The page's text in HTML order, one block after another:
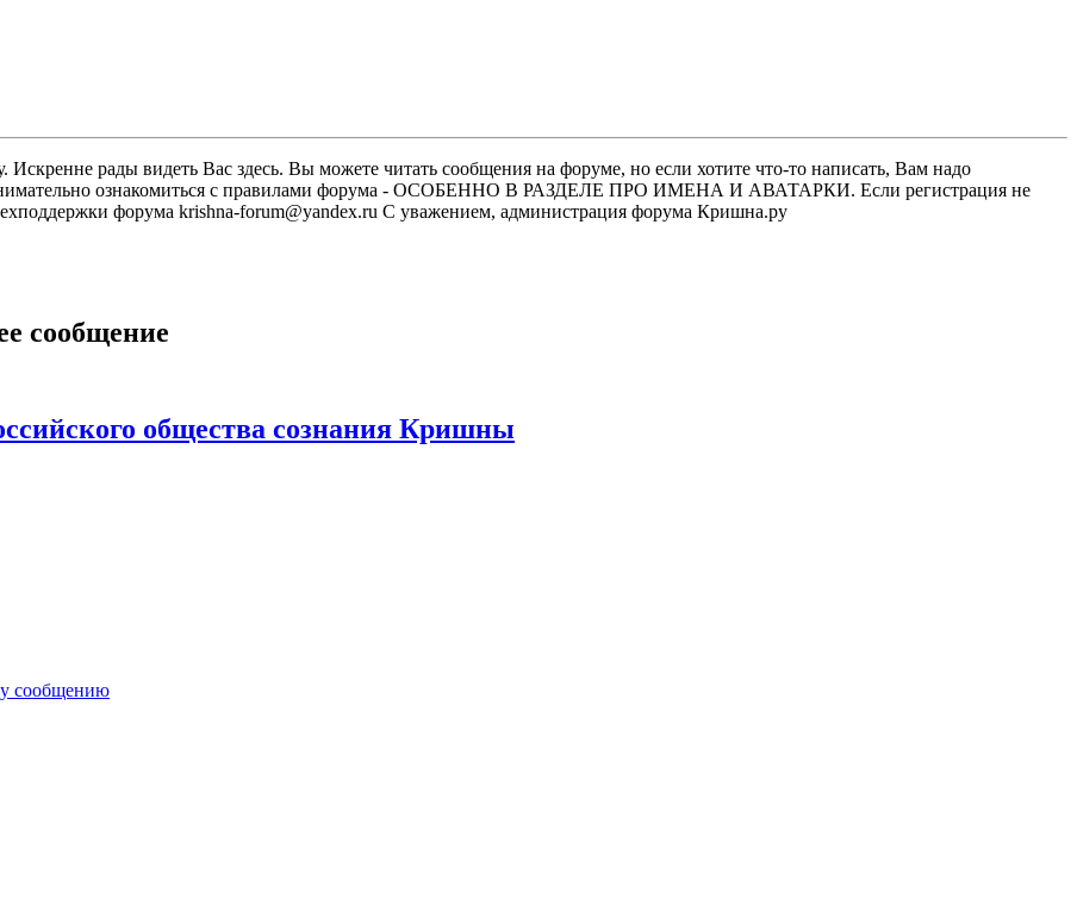
рады видеть Вас здесь. Вы можете читать сообщения на форуме, но если хотите что-то написать, Вам надо
внимательно ознакомиться с правилами форума - ОСОБЕННО В РАЗДЕЛЕ ПРО ИМЕНА И АВАТАРКИ. Если регистрация не
форума krishna-forum@yandex.ru С уважением, администрация форума Кришна.ру
сообщение
общества сознания Кришны